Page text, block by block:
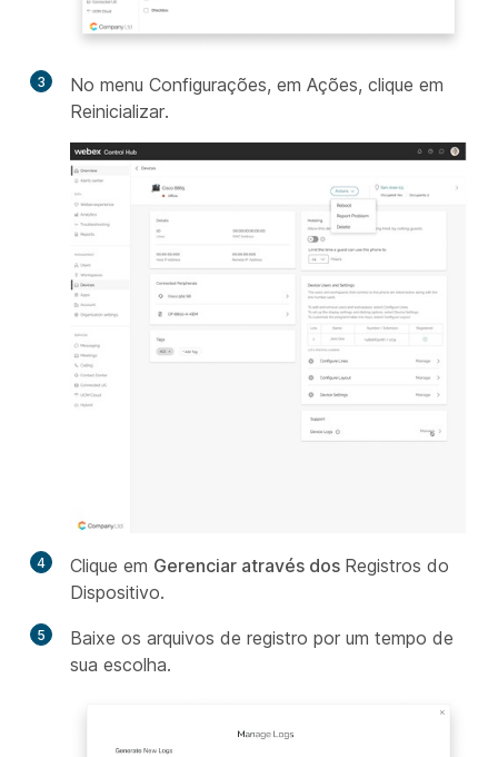
3
No menu Configurações, em Ações, clique em
Reinicializar.
4 Clique em Gerenciar através dos Registros do
Dispositivo.
5
Baixe os arquivos de registro por um tempo de
sua escolha.